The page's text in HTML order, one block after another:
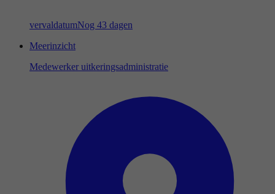
vervaldatumNog 43 dagen
Meerinzicht
Medewerker uitkeringsadministratie